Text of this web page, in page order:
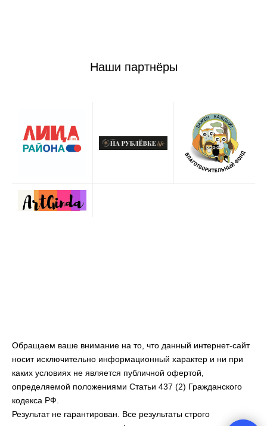
Наши партнёры
Обращаем ваше внимание на то, что данный интернет-сайт
носит исключительно информационный характер и ни при
каких условиях не является публичной офертой,
определяемой положениями Статьи 437 (2) Гражданского
кодекса РФ.
Результат не гарантирован. Все результаты строго